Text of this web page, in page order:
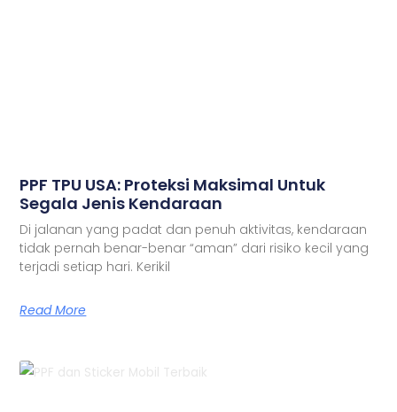
PPF TPU USA: Proteksi Maksimal Untuk
Segala Jenis Kendaraan
Di jalanan yang padat dan penuh aktivitas, kendaraan
tidak pernah benar-benar “aman” dari risiko kecil yang
terjadi setiap hari. Kerikil
Read More